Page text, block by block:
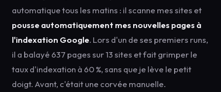
automatique tous les matins : il scanne mes sites et
pousse automatiquement mes nouvelles pages à
l'indexation Google. Lors d'un de ses premiers runs,
il a balayé 637 pages sur 13 sites et fait grimper le
taux d'indexation à 60 %, sans que je lève le petit
doigt. Avant, c'était une corvée manuelle.